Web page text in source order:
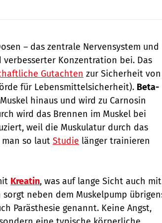
– das zentrale Nervensystem und
Konzentration bei. Das
Gutachten zur Sicherheit von
für Lebensmittelsicherheit). Beta-
hinaus und wird zu Carnosin
wird das Brennen im Muskel bei
weil die Muskulatur durch das
so laut Studie länger trainieren
Kreatin, was auf lange Sicht auch mit
neben dem Muskelpump
Parästhesie genannt. Keine Angst,